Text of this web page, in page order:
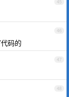
45
46
码的
47
48